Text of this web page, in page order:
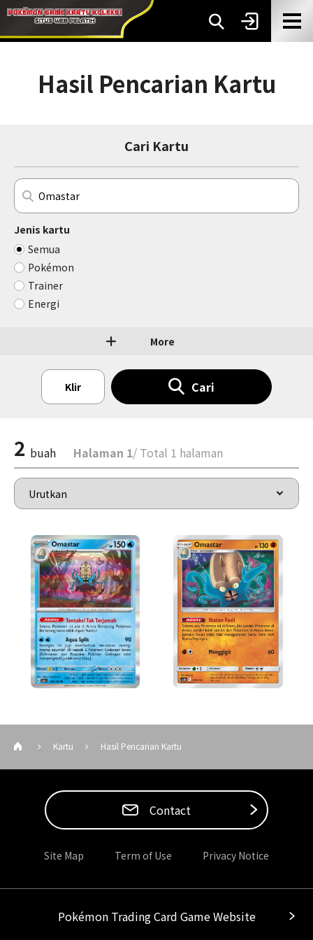
Hasil Pencarian Kartu
Cari Kartu
Jenis kartu
Semua
Pokémon
Trainer
Energi
More
Klir Cari
2 buah Halaman 1/ Total 1 halaman
Kartu Hasil Pencarian Kartu
Contact
Site Map Term of Use Privacy Notice
Pokémon Trading Card Game Website